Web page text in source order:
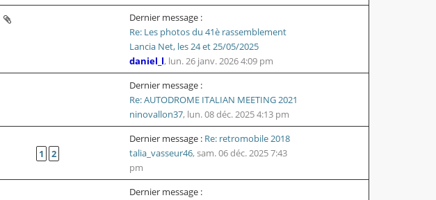
Dernier message :
Re: Les photos du 41è rassemblement
Lancia Net, les 24 et 25/05/2025
daniel_l, lun. 26 janv. 2026 4:09 pm
Dernier message :
Re: AUTODROME ITALIAN MEETING 2021
ninovallon37, lun. 08 déc. 2025 4:13 pm
1 2
Dernier message : Re: retromobile 2018
talia_vasseur46, sam. 06 déc. 2025 7:43
pm
Dernier message :